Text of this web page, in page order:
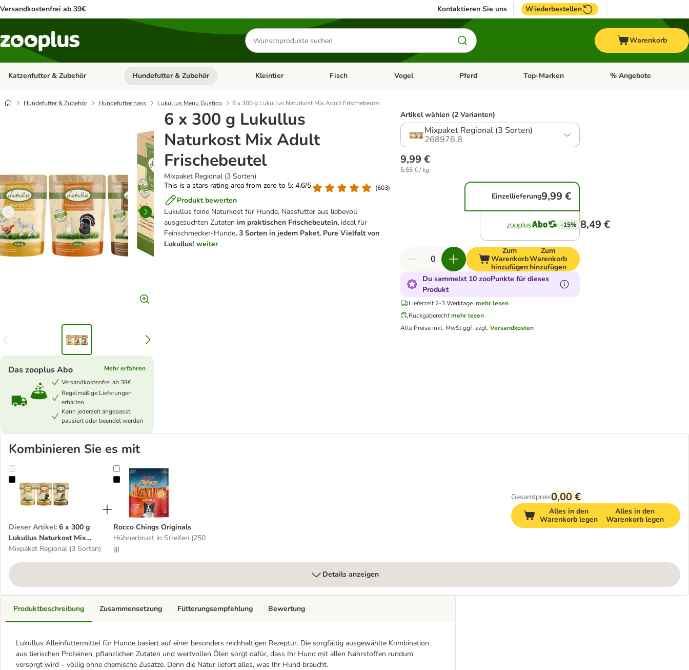
Versandkostenfrei ab 39€ Kontaktieren Sie uns Wiederbestellen
Produkte
suchen
Warenkorb
Katzenfutter & Zubehör Kategorie-Menü öffnen: Katzenfutter & Zubehör
Hundefutter & Zubehör Kategorie-Menü öffnen: Hundefutter & Zubehör
Kleintier Kategorie-Menü öffnen: Kleintier
Fisch Kategorie-Menü öffnen: Fisch
Vogel Kategorie-Menü öffnen: Vogel
Pferd Kategorie-Menü öffnen: Pferd
Top-Marken Kategorie-Menü öffnen:
% Angebote
Hundefutter & Zubehör Hundefutter nass Lukullus Menu Gustico 6 x 300 g Lukullus Naturkost Mix Adult Frischebeutel
6 x 300 g Lukullus
Naturkost Mix Adult
Frischebeutel
Mixpaket Regional (3 Sorten)
This is a stars rating area from zero to 5: 4.6/5
(603)
Produkt bewerten
Lukullus feine Naturkost für Hunde, Nassfutter aus liebevoll
ausgesuchten Zutaten im praktischen Frischebeuteln, ideal für
Feinschmecker-Hunde, 3 Sorten in jedem Paket. Pure Vielfalt von
Lukullus! weiter
Das zooplus Abo
Mehr erfahren
Versandkostenfrei ab 39€
Regelmäßige Lieferungen
erhalten
Kann jederzeit angepasst,
pausiert oder beendet werden
Artikel wählen (2 Varianten)
Mixpaket Regional (3 Sorten)
268978.8
9,99 €
5,55 € / kg
Einzellieferung9,99 €
-15% 8,49 €
Zum
Warenkorb
hinzufügen
Zum
Warenkorb
hinzufügen
Du sammelst 10 zooPunkte für dieses
Produkt
Lieferzeit 2-3 Werktage. mehr lesen
Rückgaberecht mehr lesen
Alle Preise inkl. MwSt.ggf. zzgl. Versandkosten
Kombinieren Sie es mit
6 x 300 g Lukullus Naturkost Mix Adult Frischebeutel
Dieser Artikel: 6 x 300 g
Lukullus Naturkost Mix
Adult Frischebeutel
Mixpaket Regional (3 Sorten)
Rocco Chings Originals
Rocco Chings Originals
Hühnerbrust in Streifen (250
g)
Gesamtpreis0,00 €
Alles in den
Warenkorb legen
Alles in den
Warenkorb legen
Details anzeigen
Produktbeschreibung
Lukullus Alleinfuttermittel für Hunde basiert auf einer besonders reichhaltigen Rezeptur. Die sorgfältig ausgewählte Kombination
aus tierischen Proteinen, pflanzlichen Zutaten und wertvollen Ölen sorgt dafür, dass Ihr Hund mit allen Nährstoffen rundum
versorgt wird – völlig ohne chemische Zusätze. Denn die Natur liefert alles, was Ihr Hund braucht.
Zusammensetzung Fütterungsempfehlung Bewertung